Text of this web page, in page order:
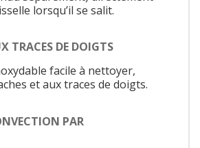
lorsqu’il se salit.
TRACES DE DOIGTS
facile à nettoyer,
et aux traces de doigts.
PAR